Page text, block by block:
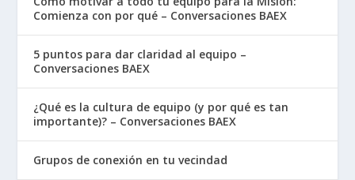
Comienza con por qué – Conversaciones BAEX
5 puntos para dar claridad al equipo –
Conversaciones BAEX
¿Qué es la cultura de equipo (y por qué es tan
importante)? – Conversaciones BAEX
Grupos de conexión en tu vecindad